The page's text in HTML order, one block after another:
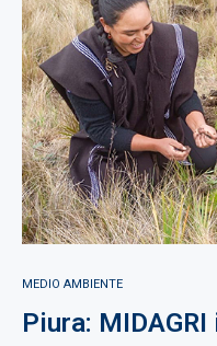
MEDIO AMBIENTE
Piura: